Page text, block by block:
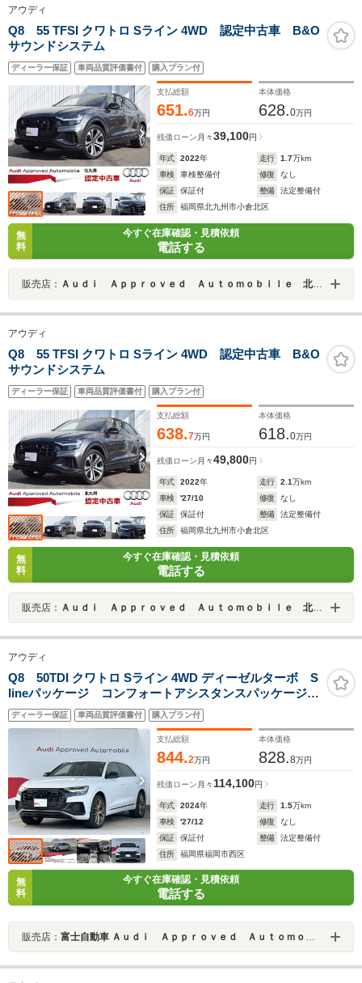
アウディ
Q8 55 TFSI クワトロ Sライン 4WD 認定中古車 B&O
サウンドシステム
ディーラー保証 車両品質評価書付 購入プラン付
支払総額
651.6万円
本体価格
628.0万円
残価ローン 月々39,100円
年式 2022年 走行 1.7万km
車検
車検整備付 修復
なし
保証
保証付 整備
法定整備付
住所
福岡県北九州市小倉北区
無
料
今すぐ在庫確認・見積依頼
電話する
販売店： Ａｕｄｉ Ａｐｐｒｏｖｅｄ Ａｕｔｏｍｏｂｉｌｅ 北九州
アウディ
Q8 55 TFSI クワトロ Sライン 4WD 認定中古車 B&O
サウンドシステム
ディーラー保証 車両品質評価書付 購入プラン付
支払総額
638.7万円
本体価格
618.0万円
残価ローン 月々49,800円
年式 2022年 走行 2.1万km
車検
'27/10 修復
なし
保証
保証付 整備
法定整備付
住所
福岡県北九州市小倉北区
無
料
今すぐ在庫確認・見積依頼
電話する
販売店： Ａｕｄｉ Ａｐｐｒｏｖｅｄ Ａｕｔｏｍｏｂｉｌｅ 北九州
アウディ
Q8 50TDI クワトロ Sライン 4WD ディーゼルターボ S
lineパッケージ コンフォートアシスタンスパッケージ
ブラックスタイリングパッケージ
ディーラー保証 車両品質評価書付 購入プラン付
支払総額
844.2万円
本体価格
828.8万円
残価ローン 月々 114,100円
年式 2024年 走行 1.5万km
車検
'27/12 修復
なし
保証
保証付 整備
法定整備付
住所
福岡県福岡市西区
無
料
今すぐ在庫確認・見積依頼
電話する
販売店： 富士自動車 Ａｕｄｉ Ａｐｐｒｏｖｅｄ Ａｕｔｏｍｏｂｉｌｅ福岡マリーナ